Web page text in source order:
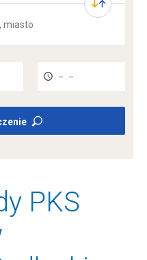
-- : --
PKS